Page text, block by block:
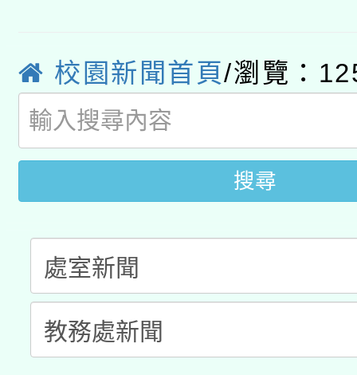
業成長研習」實施計畫
族教育國際趨勢與發展
新北市政府教育局辦理
師專業成長研習實施計
方素養工作坊新北場」
函轉國立臺灣師範大學
族語言臺北學習中心
「族語學習班」招生簡
轉知有關國立成功大學
文教學共融平台-教案
教育部國民及學前教育
年度COVID-19疫苗接
接種之民眾」措施，延
月28日止
校園新聞首頁/瀏覽：
搜尋